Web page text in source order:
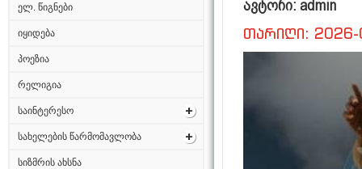
ელ. წიგნები
იყიდება
პოეზია
რელიგია
საინტერესო
სახელების წარმომავლობა
სიზმრის ახსნა
ავტორი: admin
თარიღი: